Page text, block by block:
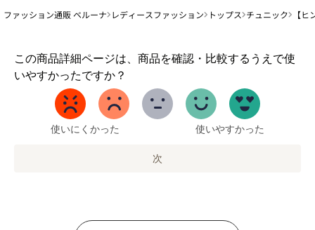
ファッション通販 ベルーナ レディースファッション トップス チュニック 【
この商品詳細ページは、商品を確認・比較するうえで使
いやすかったですか？
1
か
使いにくかった 使いやすかった
次